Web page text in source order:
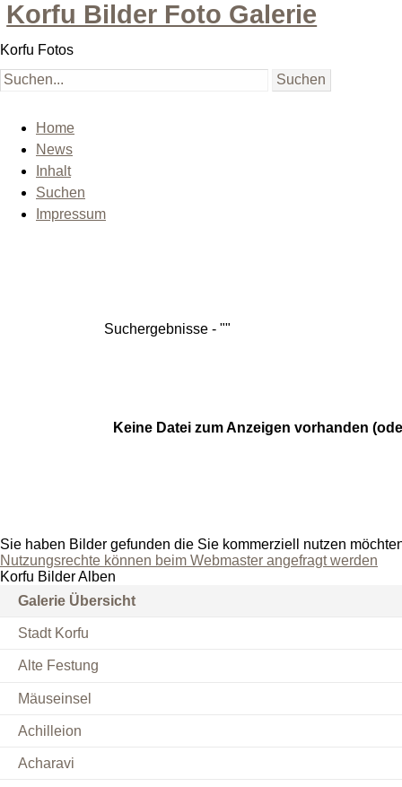
Korfu Bilder Foto Galerie
Korfu Fotos
Home
News
Inhalt
Suchen
Impressum
Suchergebnisse - ""
Keine Datei zum Anzeigen vorhanden
Sie haben Bilder gefunden die Sie kommerziell nutzen
Nutzungsrechte können beim Webmaster angefragt werden
Korfu Bilder Alben
Galerie Übersicht
Stadt Korfu
Alte Festung
Mäuseinsel
Achilleion
Acharavi